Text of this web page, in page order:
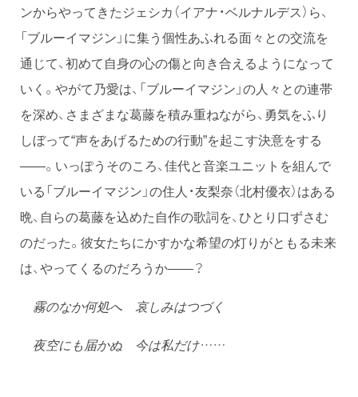
ンからやってきたジェシカ（イアナ・ベルナルデス）ら、
「ブルーイマジン」に集う個性あふれる面々との交流を
通じて、初めて自身の心の傷と向き合えるようになって
いく。やがて乃愛は、「ブルーイマジン」の人々との連帯
を深め、さまざまな葛藤を積み重ねながら、勇気をふり
しぼって“声をあげるための行動”を起こす決意をする
――。いっぽうそのころ、佳代と音楽ユニットを組んで
いる「ブルーイマジン」の住人・友梨奈（北村優衣）はある
晩、自らの葛藤を込めた自作の歌詞を、ひとり口ずさむ
のだった。彼女たちにかすかな希望の灯りがともる未来
は、やってくるのだろうか――？
霧のなか何処へ 哀しみはつづく
夜空にも届かぬ 今は私だけ……